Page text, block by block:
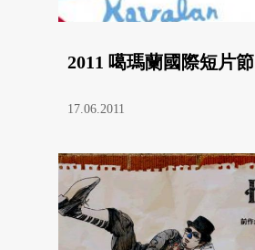
2011 噶瑪蘭國際短片節
17.06.2011